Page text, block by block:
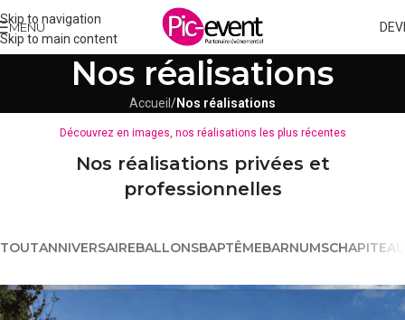
Skip to navigation
Skip to main content
MENU
Nos réalisations
Accueil /Nos réalisations
Découvrez en images, nos réalisations les plus récentes
Nos réalisations privées et
professionnelles
TOUTANNIVERSAIREBALLONSBAPTÊMEBARNUMS